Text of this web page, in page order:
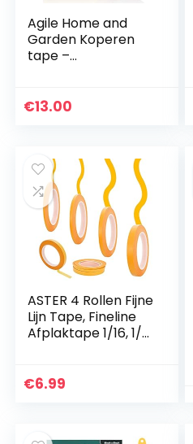
Agile Home and
Garden Koperen
tape –
slaktape 23 mm
Slakafstotend
Huisdiervriendelijk,
Slakkenbarrière
€13.00
ASTER 4 Rollen Fijne
Lijn Tape, Fineline
Afplaktape 1/16, 1/8,
Schilders Gele
€6.99